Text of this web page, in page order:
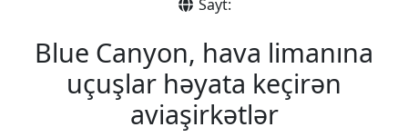
Sayt:
Blue Canyon, hava limanına
uçuşlar həyata keçirən
aviaşirkətlər